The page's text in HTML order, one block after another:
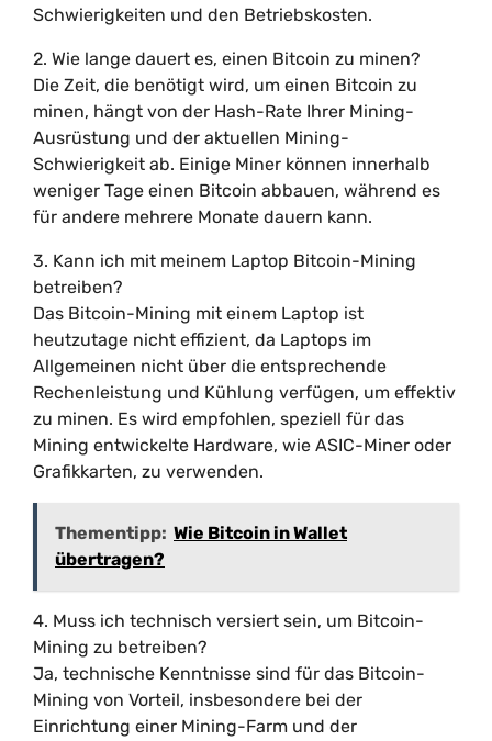
Schwierigkeiten und den Betriebskosten.
2. Wie lange dauert es, einen Bitcoin zu minen?
Die Zeit, die benötigt wird, um einen Bitcoin zu
minen, hängt von der Hash-Rate Ihrer Mining-
Ausrüstung und der aktuellen Mining-
Schwierigkeit ab. Einige Miner können innerhalb
weniger Tage einen Bitcoin abbauen, während es
für andere mehrere Monate dauern kann.
3. Kann ich mit meinem Laptop Bitcoin-Mining
betreiben?
Das Bitcoin-Mining mit einem Laptop ist
heutzutage nicht effizient, da Laptops im
Allgemeinen nicht über die entsprechende
Rechenleistung und Kühlung verfügen, um effektiv
zu minen. Es wird empfohlen, speziell für das
Mining entwickelte Hardware, wie ASIC-Miner oder
Grafikkarten, zu verwenden.
Thementipp: Wie Bitcoin in Wallet
übertragen?
4. Muss ich technisch versiert sein, um Bitcoin-
Mining zu betreiben?
Ja, technische Kenntnisse sind für das Bitcoin-
Mining von Vorteil, insbesondere bei der
Einrichtung einer Mining-Farm und der